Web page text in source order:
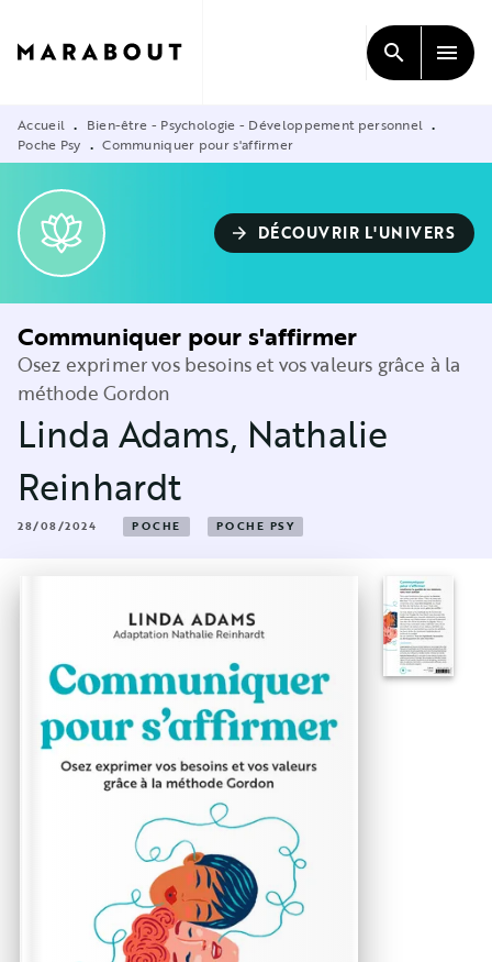
CONTENU
search menu
Accueil • Bien-être - Psychologie - Développement personnel •
Poche Psy • Communiquer pour s'affirmer
arrow_forward DÉCOUVRIR L'UNIVERS
Communiquer pour s'affirmer
Osez exprimer vos besoins et vos valeurs grâce à la
méthode Gordon
Linda Adams, Nathalie
Reinhardt
28/08/2024 POCHE POCHE PSY